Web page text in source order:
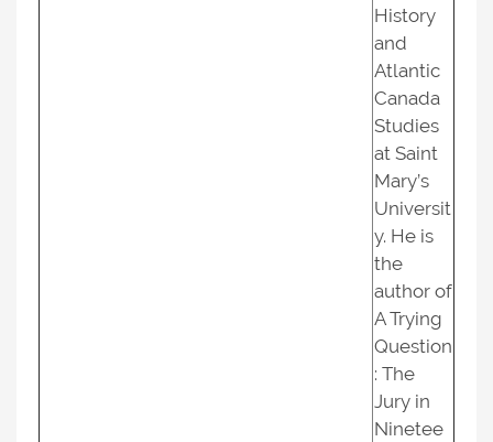
History
and
Atlantic
Canada
Studies
at Saint
Mary’s
Universit
y. He is
the
author of
A Trying
Question
: The
Jury in
Ninetee